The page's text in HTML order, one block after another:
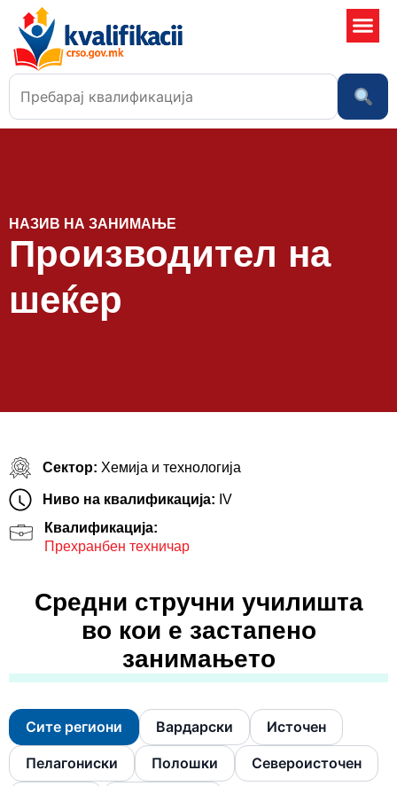
НАЗИВ НА ЗАНИМАЊЕ
Производител на
шеќер
Сектор: Хемија и технологија
Ниво на квалификација: IV
Квалификација:
Прехранбен техничар
Средни стручни училишта
во кои е застапено
занимањето
Сите региони Вардарски Источен
Пелагониски Полошки Североисточен